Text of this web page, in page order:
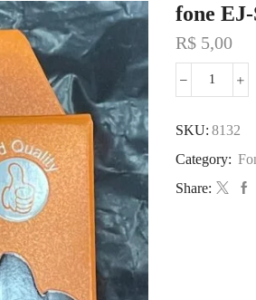
fone EJ-
R$ 5,00
SKU: 8132
Category:
Share: